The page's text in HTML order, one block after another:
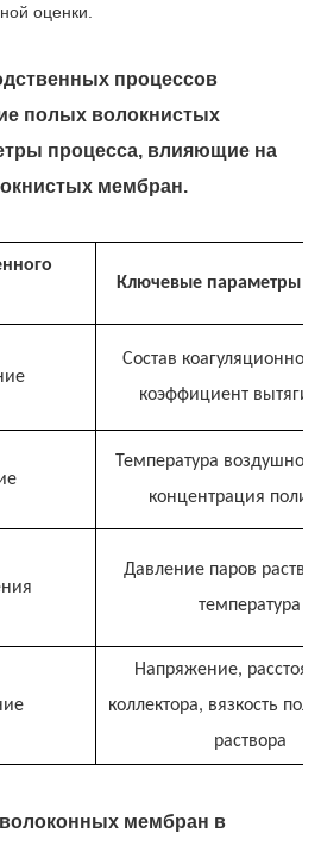
оценки.
процессов
полых волокнистых
процесса, влияющие на
мембран.
Ключевые параметры
Состав
коэффициент
Температура
концентрация
Давление паров
температура
Напряжение,
коллектора, вязкость
раствора
мембран в